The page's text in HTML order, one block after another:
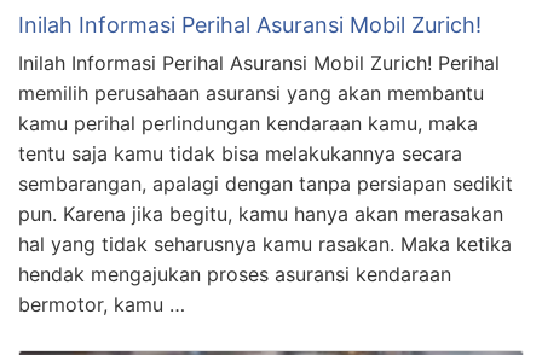
Inilah Informasi Perihal Asuransi Mobil Zurich!
Inilah Informasi Perihal Asuransi Mobil Zurich! Perihal
memilih perusahaan asuransi yang akan membantu
kamu perihal perlindungan kendaraan kamu, maka
tentu saja kamu tidak bisa melakukannya secara
sembarangan, apalagi dengan tanpa persiapan sedikit
pun. Karena jika begitu, kamu hanya akan merasakan
hal yang tidak seharusnya kamu rasakan. Maka ketika
hendak mengajukan proses asuransi kendaraan
bermotor, kamu …